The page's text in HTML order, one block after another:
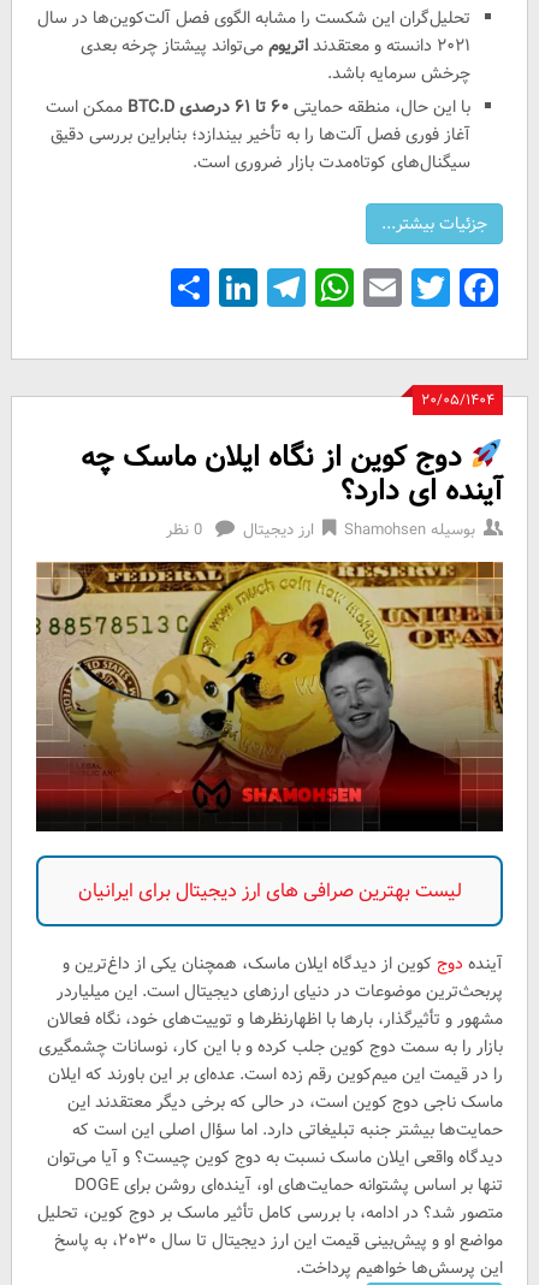
تحلیل‌گران این شکست را مشابه الگوی فصل آلت‌کوین‌ها در سال
۲۰۲۱ دانسته و معتقدند
اتریوممی‌تواند پیشتاز چرخه بعدی
چرخش سرمایه باشد.
با این حال، منطقه حمایتی۶۰ تا ۶۱ درصدی BTC.D
ممکن است
آغاز فوری فصل آلت‌ها را به تأخیر بیندازد؛ بنابراین بررسی دقیق
سیگنال‌های کوتاه‌مدت بازار ضروری است.
Facebook
Twitter
Email
WhatsApp
Telegram
LinkedIn
Share
۲۰/۰۵/۱۴۰۴
دوج کوین از نگاه ایلان ماسک چه
آینده ای دارد؟
بوسیلهShamohsen ارز دیجیتال 0 نظر
لیست بهترین صرافی های ارز دیجیتال برای ایرانیان
آینده دوجکوین از دیدگاه ایلان ماسک، همچنان یکی از داغ‌ترین و
پر‌بحث‌ترین موضوعات در دنیای ارزهای دیجیتال است. این میلیاردر
مشهور و تأثیرگذار، بارها با اظهارنظرها و توییت‌های خود، نگاه فعالان
بازار را به سمت دوج کوین جلب کرده و با این کار، نوسانات چشمگیری
را در قیمت این میم‌کوین رقم زده است. عده‌ای بر این باورند که ایلان
ماسک ناجی دوج کوین است، در حالی که برخی دیگر معتقدند این
حمایت‌ها بیشتر جنبه تبلیغاتی دارد. اما سؤال اصلی این است که
دیدگاه واقعی ایلان ماسک نسبت به دوج کوین چیست؟ و آیا می‌توان
تنها بر اساس پشتوانه حمایت‌های او، آینده‌ای روشن برای DOGE
متصور شد؟ در ادامه، با بررسی کامل تأثیر ماسک بر دوج کوین، تحلیل
مواضع او و پیش‌بینی قیمت این ارز دیجیتال تا سال ۲۰۳۰، به پاسخ
این پرسش‌ها خواهیم پرداخت.